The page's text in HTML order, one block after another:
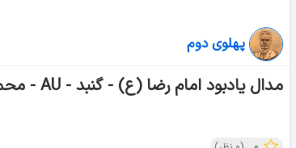
پهلوی دوم
مدال یادبود امام رضا (ع) - گنبد - AU - محمد رضا شاه